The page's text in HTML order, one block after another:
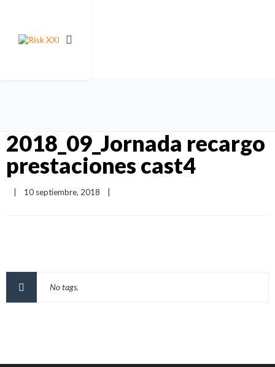
2018_09_Jornada recargo
prestaciones cast4
10 septiembre, 2018
No tags.